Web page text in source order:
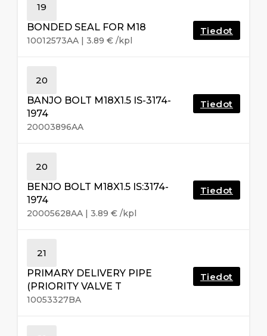
19
BONDED SEAL FOR M18
10012573AA | 3.89 € /kpl
Tiedot
20
BANJO BOLT M18X1.5 IS-3174-
1974
20003896AA
Tiedot
20
BENJO BOLT M18X1.5 IS:3174-
1974
20005628AA | 3.89 € /kpl
Tiedot
21
PRIMARY DELIVERY PIPE
(PRIORITY VALVE T
10053327BA
Tiedot